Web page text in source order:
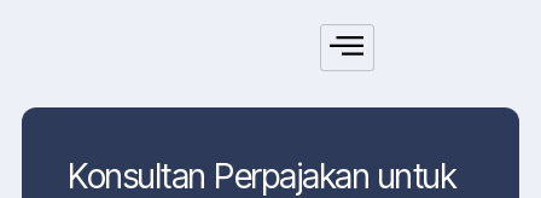
Konsultan Perpajakan untuk